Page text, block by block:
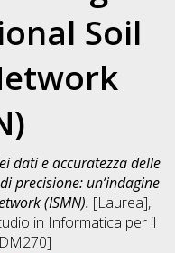
Soil
dati e accuratezza delle
precisione: un’indagine
(ISMN). [Laurea],
in Informatica per il